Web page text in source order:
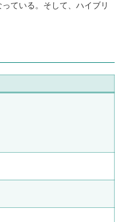
ている。そして、ハイブリ